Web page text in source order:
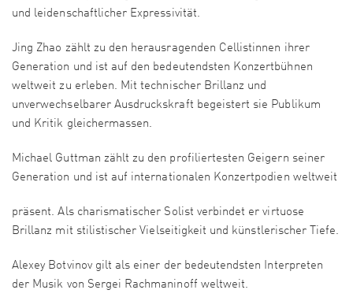
und leidenschaftlicher Expressivität.
Jing Zhao zählt zu den herausragenden Cellistinnen ihrer
Generation und ist auf den bedeutendsten Konzertbühnen
weltweit zu erleben. Mit technischer Brillanz und
unverwechselbarer Ausdruckskraft begeistert sie Publikum
und Kritik gleichermassen.
Michael Guttman zählt zu den profiliertesten Geigern seiner
Generation und ist auf internationalen Konzertpodien weltweit
präsent. Als charismatischer Solist verbindet er virtuose
Brillanz mit stilistischer Vielseitigkeit und künstlerischer Tiefe.
Alexey Botvinov gilt als einer der bedeutendsten Interpreten
der Musik von Sergei Rachmaninoff weltweit.